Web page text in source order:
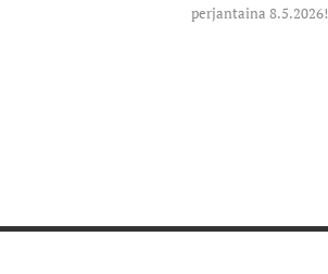
perjantaina 8.5.2026!